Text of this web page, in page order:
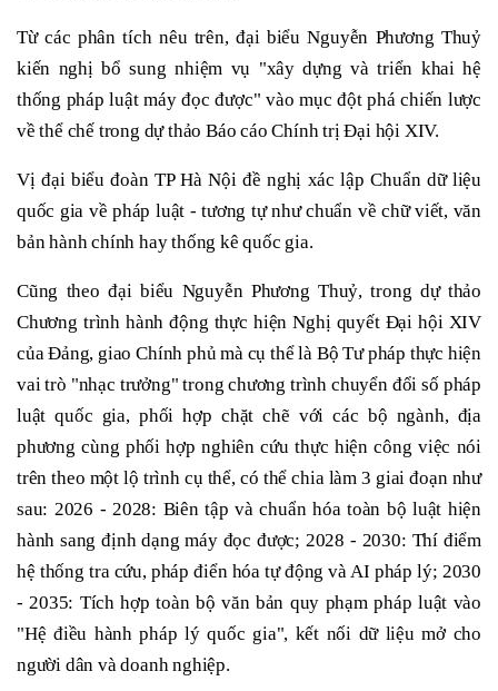
Từ các phân tích nêu trên, đại biểu Nguyễn Phương Thuỷ
kiến nghị bổ sung nhiệm vụ "xây dựng và triển khai hệ
thống pháp luật máy đọc được" vào mục đột phá chiến lược
về thể chế trong dự thảo Báo cáo Chính trị Đại hội XIV.
Vị đại biểu đoàn TP Hà Nội đề nghị xác lập Chuẩn dữ liệu
quốc gia về pháp luật - tương tự như chuẩn về chữ viết, văn
bản hành chính hay thống kê quốc gia.
Cũng theo đại biểu Nguyễn Phương Thuỷ, trong dự thảo
Chương trình hành động thực hiện Nghị quyết Đại hội XIV
của Đảng, giao Chính phủ mà cụ thể là Bộ Tư pháp thực hiện
vai trò "nhạc trưởng" trong chương trình chuyển đổi số pháp
luật quốc gia, phối hợp chặt chẽ với các bộ ngành, địa
phương cùng phối hợp nghiên cứu thực hiện công việc nói
trên theo một lộ trình cụ thể, có thể chia làm 3 giai đoạn như
sau: 2026 - 2028: Biên tập và chuẩn hóa toàn bộ luật hiện
hành sang định dạng máy đọc được; 2028 - 2030: Thí điểm
hệ thống tra cứu, pháp điển hóa tự động và AI pháp lý; 2030
- 2035: Tích hợp toàn bộ văn bản quy phạm pháp luật vào
"Hệ điều hành pháp lý quốc gia", kết nối dữ liệu mở cho
người dân và doanh nghiệp.